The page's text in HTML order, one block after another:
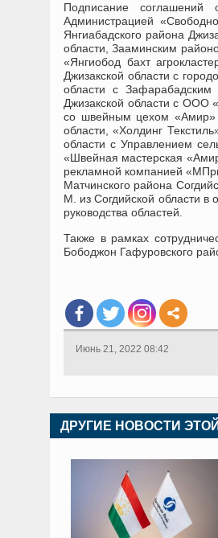
Подписание соглашений
Администрацией
Янгиабадского района
области, Зааминским
«Янгиобод бахт
Джизакской области с
области с
Джизакской области с ООО
со швейным цехом «Амир»
области, «Холдинг
области с Управлением
«Швейная мастерская
рекламной компанией
Матчинского района
М. из Согдийской области в
руководства областей.
Также в рамках
Бободжон Гафуровского
Июнь 21, 2022 08:42
ДРУГИЕ НОВОСТИ